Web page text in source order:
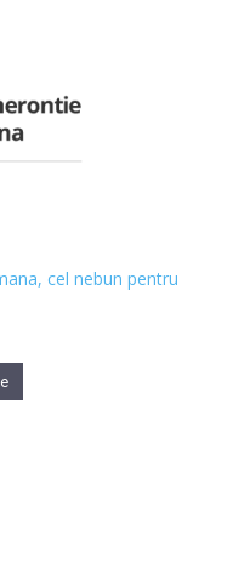
cel nebun pentru